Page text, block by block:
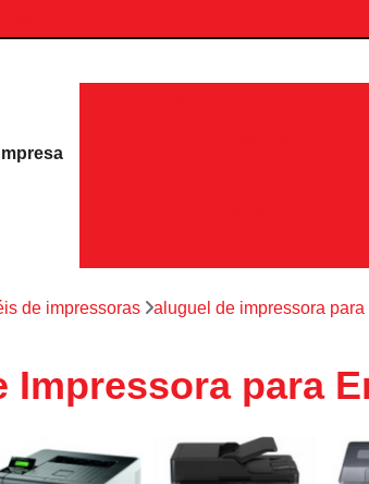
de impressoras aluguel de impressora para
Impressora para